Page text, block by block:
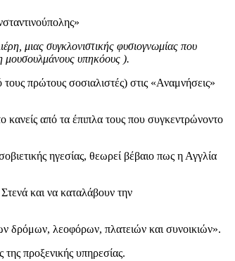
μιας συγκλονιστικής φυσιογνωμίας που
μουσουλμάνους υπηκόους ).
πρώτους σοσιαλιστές) στις «Αναμνήσεις»
από τα έπιπλα τους που συγκεντρώνοντο
ηγεσίας, θεωρεί βέβαιο πως η Αγγλία
και να καταλάβουν την
δρόμων, λεοφόρων, πλατειών και συνοικιών».
προξενικής υπηρεσίας.